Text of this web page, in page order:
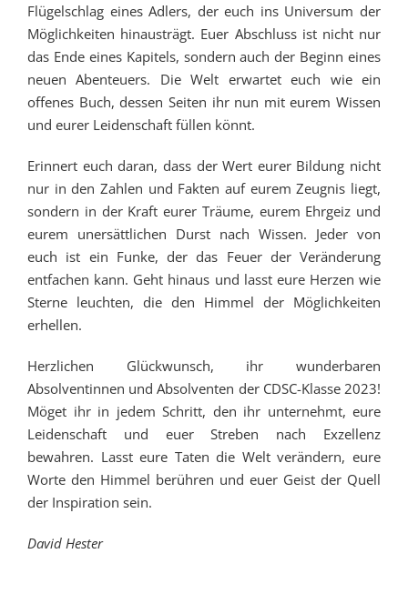
Flügelschlag eines Adlers, der euch ins Universum der
Möglichkeiten hinausträgt. Euer Abschluss ist nicht nur
das Ende eines Kapitels, sondern auch der Beginn eines
neuen Abenteuers. Die Welt erwartet euch wie ein
offenes Buch, dessen Seiten ihr nun mit eurem Wissen
und eurer Leidenschaft füllen könnt.
Erinnert euch daran, dass der Wert eurer Bildung nicht
nur in den Zahlen und Fakten auf eurem Zeugnis liegt,
sondern in der Kraft eurer Träume, eurem Ehrgeiz und
eurem unersättlichen Durst nach Wissen. Jeder von
euch ist ein Funke, der das Feuer der Veränderung
entfachen kann. Geht hinaus und lasst eure Herzen wie
Sterne leuchten, die den Himmel der Möglichkeiten
erhellen.
Herzlichen Glückwunsch, ihr wunderbaren
Absolventinnen und Absolventen der CDSC-Klasse 2023!
Möget ihr in jedem Schritt, den ihr unternehmt, eure
Leidenschaft und euer Streben nach Exzellenz
bewahren. Lasst eure Taten die Welt verändern, eure
Worte den Himmel berühren und euer Geist der Quell
der Inspiration sein.
David Hester